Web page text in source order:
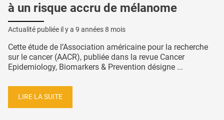
à un risque accru de mélanome
Actualité publiée il y a 9 années 8 mois
Cette étude de l’Association américaine pour la recherche
sur le cancer (AACR), publiée dans la revue Cancer
Epidemiology, Biomarkers & Prevention désigne ...
LIRE LA SUITE